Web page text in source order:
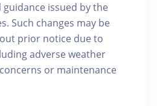
issued by the
Such changes may be
prior notice due to
adverse weather
or maintenance